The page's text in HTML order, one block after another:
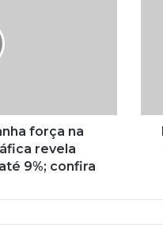
força na
revela
9%; confira